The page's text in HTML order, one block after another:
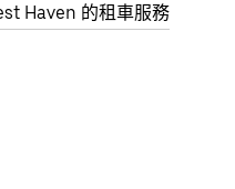
Haven 的租車服務